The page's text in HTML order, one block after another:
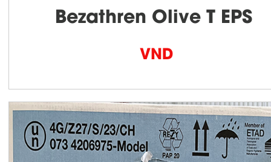
Bezathren Olive T EPS
VND